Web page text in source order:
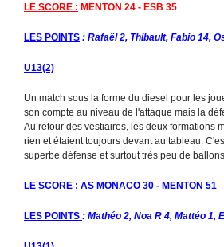
LE SCORE : MENTON 24 - ESB 35
LES POINTS : Rafaël 2, Thibault, Fabio 14,
U13(2)
Un match sous la forme du diesel pour les
son compte au niveau de l'attaque mais la
Au retour des vestiaires, les deux formations
rien et étaient toujours devant au tableau.
superbe défense et surtout très peu de
LE SCORE : AS MONACO 30 - MENTON 51
LES POINTS : Mathéo 2, Noa R 4, Mattéo 1,